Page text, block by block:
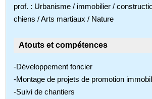
prof. : Urbanisme / immobilier /
chiens / Arts martiaux / Nature
Atouts et compétences
-Développement foncier
-Montage de projets de promotion
-Suivi de chantiers